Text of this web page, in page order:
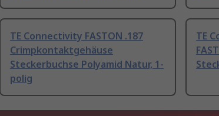
TE Connectivity FASTON .187
Crimpkontaktgehäuse
Steckerbuchse Polyamid Natur, 1-
polig
TE